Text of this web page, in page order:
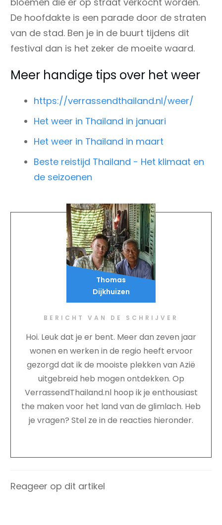
De hoofdakte is een parade door de straten
van de stad. Ben je in de buurt tijdens dit
festival dan is het zeker de moeite waard.
Meer handige tips over het weer
https://verrassendthailand.nl/weer/
Het weer in Thailand in januari
Het weer in Thailand in maart
Beste reistijd Thailand - Het klimaat en
de seizoenen
BERICHT VAN DE SCHRIJVER
Hoi. Leuk dat je er bent. Meer dan zeven jaar
wonen en werken in de regio heeft ervoor
gezorgd dat ik de mooiste plekken van Azië
uitgebreid heb mogen ontdekken. Op
VerrassendThailand.nl hoop ik je enthousiast
the maken voor het land van de glimlach. Heb
je vragen? Stel ze in de reacties hieronder.
Thomas
Dijkhuizen
Reageer op dit artikel